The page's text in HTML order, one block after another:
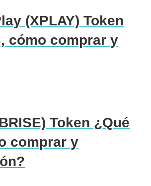
(XPLAY) Token
cómo comprar y
Token ¿Qué
comprar y